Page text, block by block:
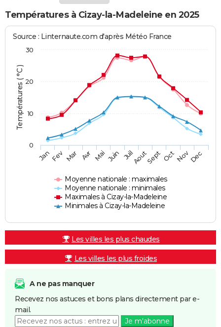
Températures à Cizay-la-Madeleine en 2025
Températures ( °C )
Source : Linternaute.com d'après Météo France
Moyenne nationale : maximales
Moyenne nationale : minimales
Maximales à Cizay-la-Madeleine
Minimales à Cizay-la-Madeleine
JanFev Mar Avr Mai Juin JuilAoutSept OctNovDec
0
10
20
30
Les villes les plus chaudes
Les villes les plus froides
A ne pas manquer
Recevez nos astuces et bons plans directement par e-
mail.
Je m'abonne